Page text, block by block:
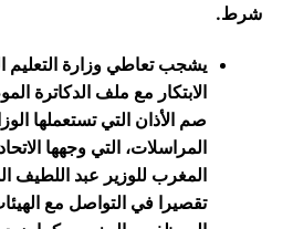
شرط.
يشجب تعاطي وزارة التعليم
الابتكار مع ملف الدكاترة
صم الأذان التي تستعملها
المراسلات، التي وجهها
المغرب للوزير عبد اللطيف
تقصيرا في التواصل مع